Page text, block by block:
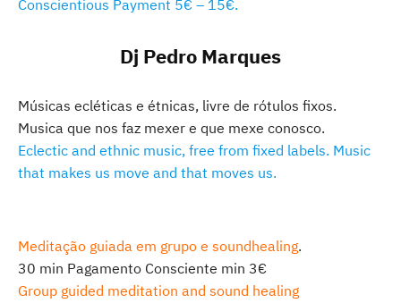
Conscientious Payment 5€ – 15€.
Dj Pedro Marques
Músicas ecléticas e étnicas, livre de rótulos fixos.
Musica que nos faz mexer e que mexe conosco.
Eclectic and ethnic music, free from fixed labels. Music
that makes us move and that moves us.
Meditação guiada em grupo e soundhealing.
30 min Pagamento Consciente min 3€
Group guided meditation and sound healing